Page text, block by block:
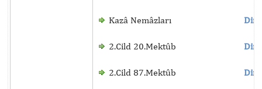
Kazâ Nemâzları
2.Cild 20.Mektûb
2.Cild 87.Mektûb